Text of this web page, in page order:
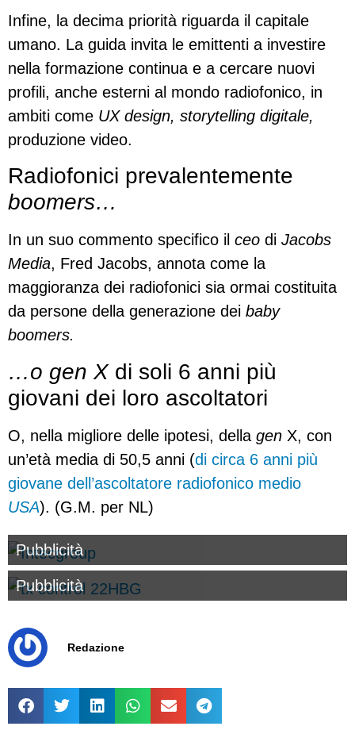
Infine, la decima priorità riguarda il capitale
umano. La guida invita le emittenti a investire
nella formazione continua e a cercare nuovi
profili, anche esterni al mondo radiofonico, in
ambiti come UX design, storytelling digitale,
produzione video.
Radiofonici prevalentemente
boomers…
In un suo commento specifico il ceo di Jacobs
Media, Fred Jacobs, annota come la
maggioranza dei radiofonici sia ormai costituita
da persone della generazione dei baby
boomers.
…o gen Xdi soli 6 anni più
giovani dei loro ascoltatori
O, nella migliore delle ipotesi, della gen X, con
un’età media di 50,5 anni (di circa 6 anni più
giovane dell’ascoltatore radiofonico medio
USA). (G.M. per NL)
Pubblicità
Pubblicità
Redazione